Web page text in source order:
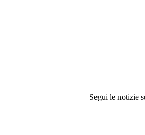
Segui le notizie